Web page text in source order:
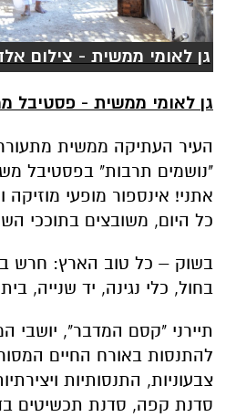
גן לאומי ממשית - צילום
גן לאומי ממשית - פסטיבל
העיר העתיקה ממשית
"נושמים תרבות" בפסטיבל
אתני! אינספור מופעי מוזיקה
כל היום, משובצים בתוככי
בשוק – כל טוב הארץ: חרש
בחול, כלי נגינה, יד שנייה,
תיירני "קסם המדבר", יושבי
להתנסות באורח החיים
צבעוניות, התנסותיות
סדנת קפה, סדנת תכשיטים